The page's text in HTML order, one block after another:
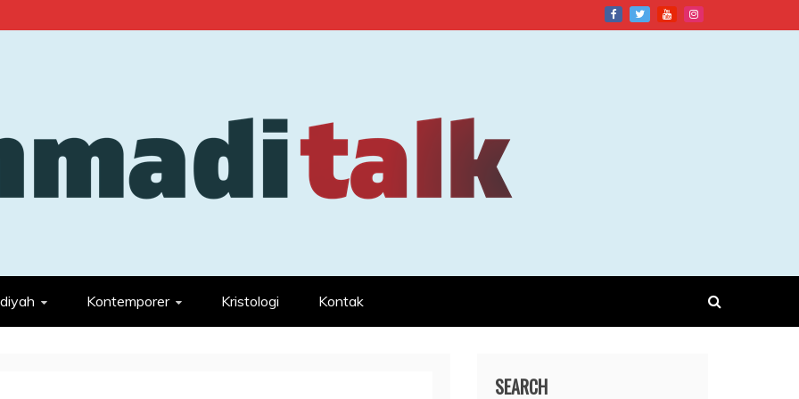
Kontemporer Kristologi Kontak
SEARCH